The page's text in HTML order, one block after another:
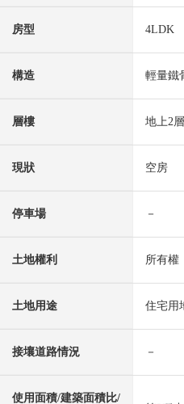
房型 4LDK
構造 輕量鐵
層樓 地上2層
現狀 空房
停車場 －
土地權利 所有權
土地用途 住宅用
接壤道路情況 －
使用面積/建築面積比/